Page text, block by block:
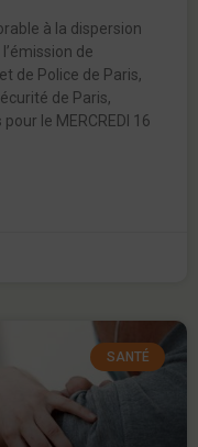
à la dispersion
de
de Police de Paris,
de Paris,
le MERCREDI 16
SANTÉ